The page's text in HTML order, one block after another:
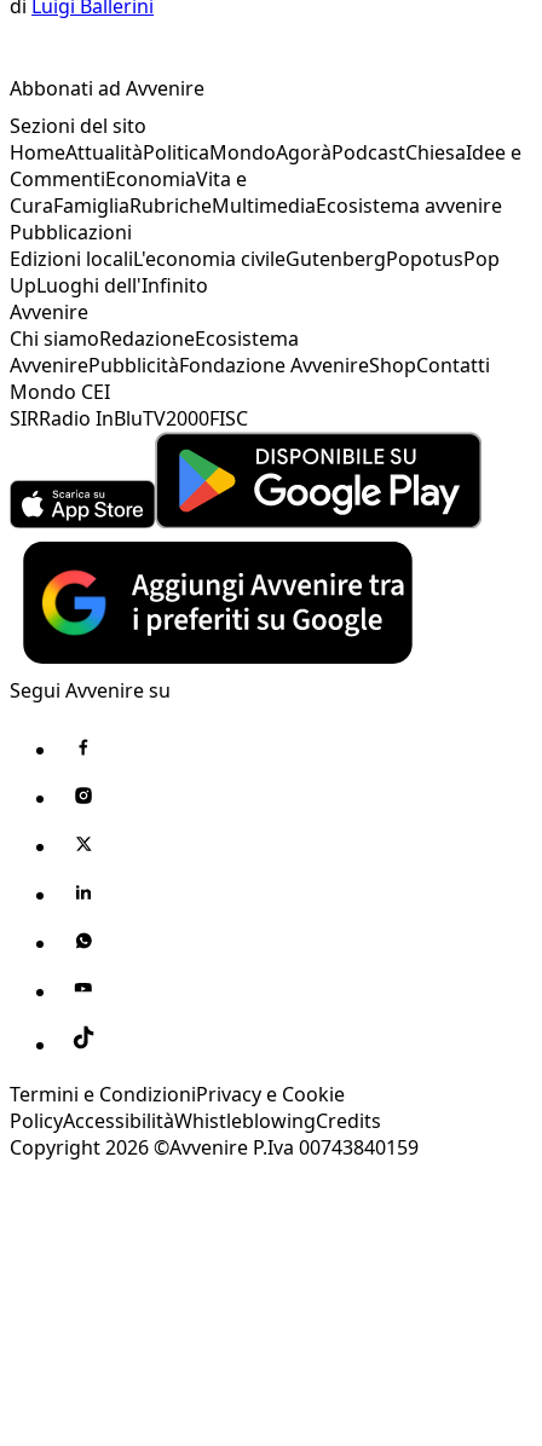
di Luigi Ballerini
Abbonati ad Avvenire
Sezioni del sito
HomeAttualitàPoliticaMondoAgoràPodcastChiesaIdee e
CommentiEconomiaVita e
CuraFamigliaRubricheMultimediaEcosistema avvenire
Pubblicazioni
Edizioni localiL'economia civileGutenbergPopotusPop
UpLuoghi dell'Infinito
Avvenire
Chi siamoRedazioneEcosistema
AvvenirePubblicitàFondazione AvvenireShopContatti
Mondo CEI
SIRRadio InBluTV2000FISC
Segui Avvenire su
Termini e CondizioniPrivacy e Cookie
PolicyAccessibilitàWhistleblowingCredits
Copyright 2026 ©Avvenire P.Iva 00743840159